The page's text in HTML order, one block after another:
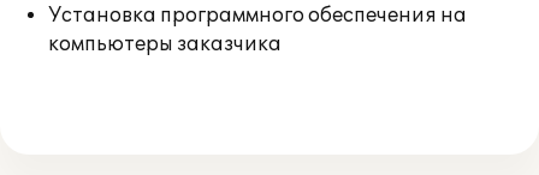
Установка программного обеспечения на
компьютеры заказчика